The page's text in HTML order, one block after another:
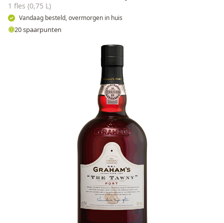
1 fles (0,75 L)
Vandaag besteld, overmorgen in huis
20 spaarpunten